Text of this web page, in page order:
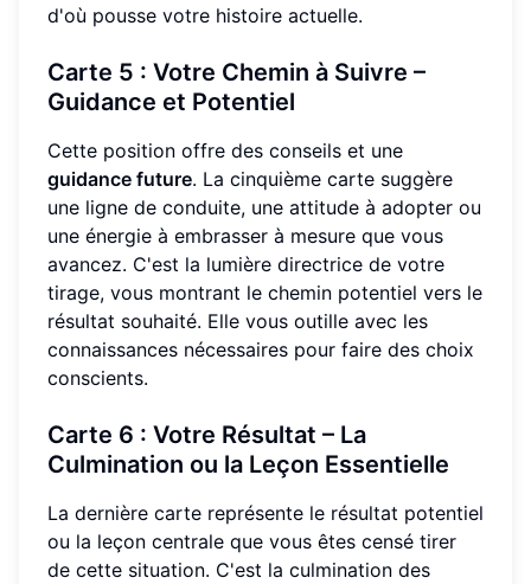
d'où pousse votre histoire actuelle.
Carte 5 : Votre Chemin à Suivre –
Guidance et Potentiel
Cette position offre des conseils et une
guidance future. La cinquième carte suggère
une ligne de conduite, une attitude à adopter ou
une énergie à embrasser à mesure que vous
avancez. C'est la lumière directrice de votre
tirage, vous montrant le chemin potentiel vers le
résultat souhaité. Elle vous outille avec les
connaissances nécessaires pour faire des choix
conscients.
Carte 6 : Votre Résultat – La
Culmination ou la Leçon Essentielle
La dernière carte représente le résultat potentiel
ou la leçon centrale que vous êtes censé tirer
de cette situation. C'est la culmination des